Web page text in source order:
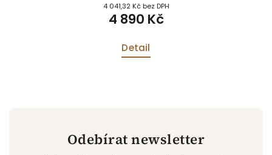
4 041,32 Kč bez DPH
4 890 Kč
Detail
Odebírat newsletter